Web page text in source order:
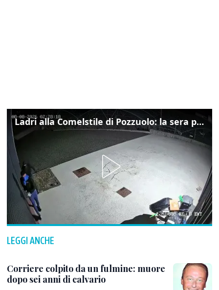
Ladri alla Comelstile di Pozzuolo: la sera prima il tentato furto a Buja, ecco le immagini
LEGGI ANCHE
Corriere colpito da un fulmine: muore
dopo sei anni di calvario